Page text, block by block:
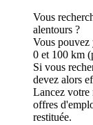
Vous
alentours ?
Vous pouvez
0 et 100 km
Si vous
devez alors
Lancez votre
offres
restituée.